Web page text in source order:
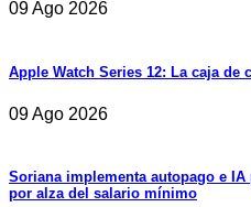
09 Ago 2026
Apple Watch Series 12: La caja de
09 Ago 2026
Soriana implementa autopago e
por alza del salario mínimo